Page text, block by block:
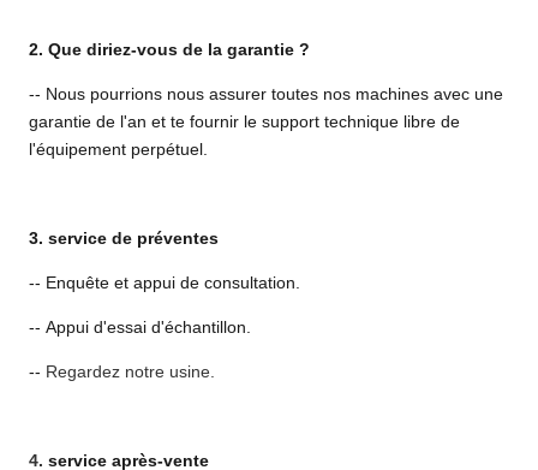
2. Que diriez-vous de la garantie ?
-- Nous pourrions nous assurer toutes nos machines avec une
garantie de l'an et te fournir le support technique libre de
l'équipement perpétuel.
3. service de préventes
-- Enquête et appui de consultation.
-- Appui d'essai d'échantillon.
-- Regardez notre usine.
4. service après-vente